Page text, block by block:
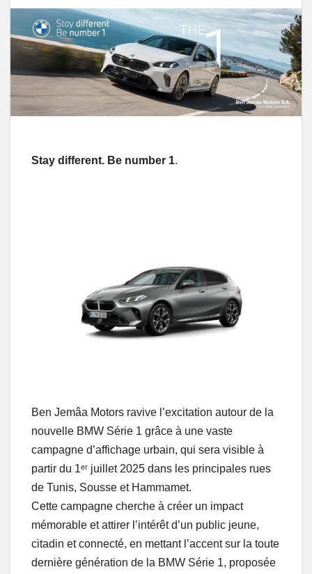
Stay different. Be number 1.
Ben Jemâa Motors ravive l’excitation autour de la
nouvelle BMW Série 1 grâce à une vaste
campagne d’affichage urbain, qui sera visible à
partir du 1ᵉʳ juillet 2025 dans les principales rues
de Tunis, Sousse et Hammamet.
Cette campagne cherche à créer un impact
mémorable et attirer l’intérêt d’un public jeune,
citadin et connecté, en mettant l’accent sur la toute
dernière génération de la BMW Série 1, proposée